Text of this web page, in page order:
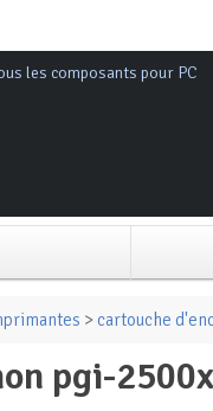
les composants pour PC
> cartouche
pgi-